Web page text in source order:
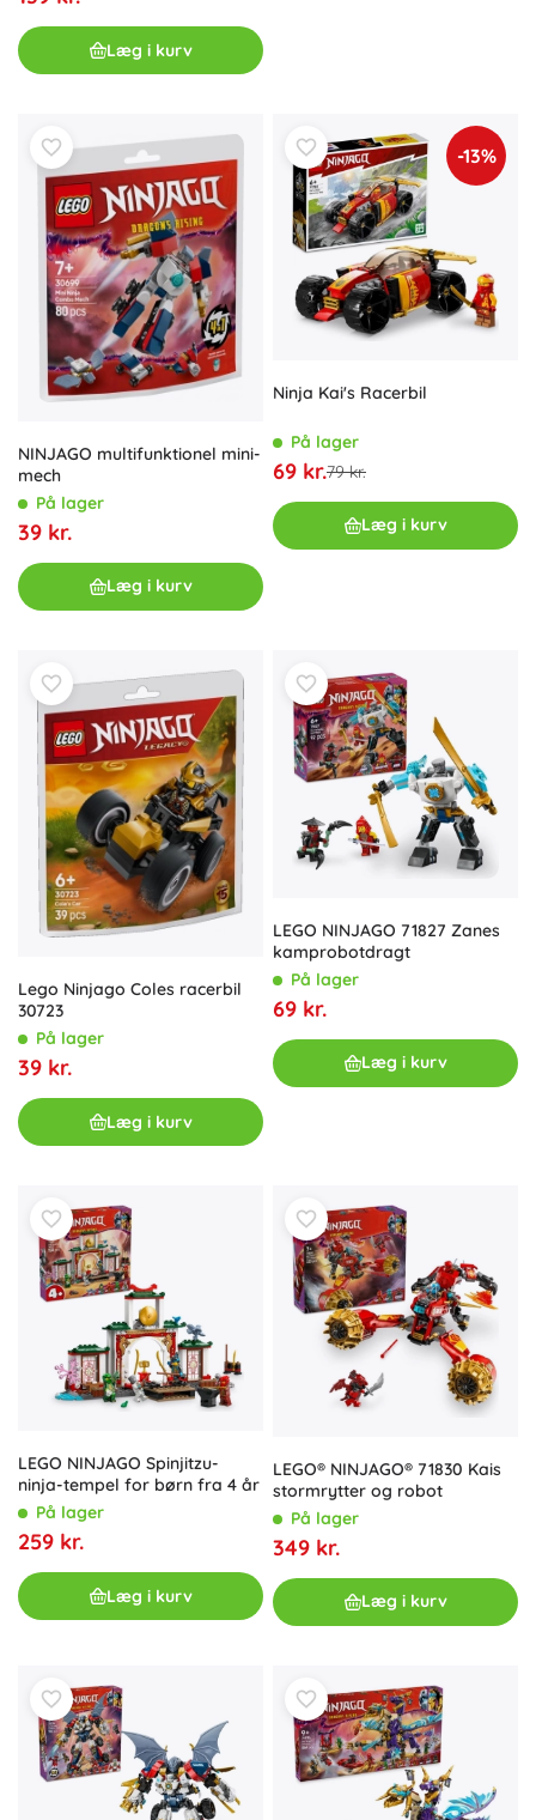
Læg i kurv
NINJAGO multifunktionel mini-
mech
På lager
39 kr.
Læg i kurv
-13%
Ninja Kai's Racerbil
På lager
69 kr.79 kr.
Læg i kurv
Lego Ninjago Coles racerbil
30723
På lager
39 kr.
Læg i kurv
LEGO NINJAGO 71827 Zanes
kamprobotdragt
På lager
69 kr.
Læg i kurv
LEGO NINJAGO Spinjitzu-
ninja-tempel for børn fra 4 år
På lager
259 kr.
Læg i kurv
LEGO® NINJAGO® 71830 Kais
stormrytter og robot
På lager
349 kr.
Læg i kurv